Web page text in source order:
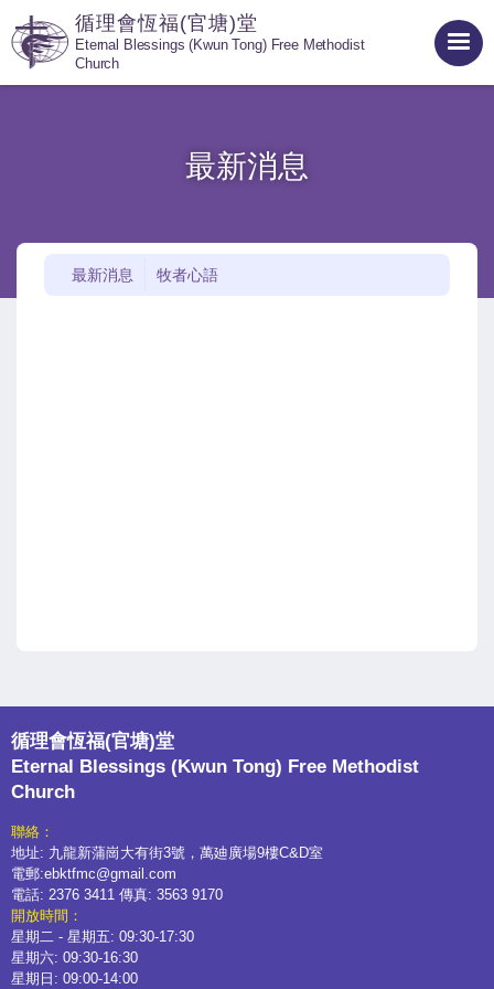
循理會恆福(官塘)堂
Eternal Blessings (Kwun Tong) Free Methodist
Church
最新消息
最新消息 牧者心語
循理會恆福(官塘)堂
Eternal Blessings (Kwun Tong) Free Methodist
Church
聯絡：
地址: 九龍新蒲崗大有街3號，萬廸廣場9樓C&D室
電郵:ebktfmc@gmail.com
電話: 2376 3411 傳真: 3563 9170
開放時間：
星期二 - 星期五: 09:30-17:30
星期六: 09:30-16:30
星期日: 09:00-14:00